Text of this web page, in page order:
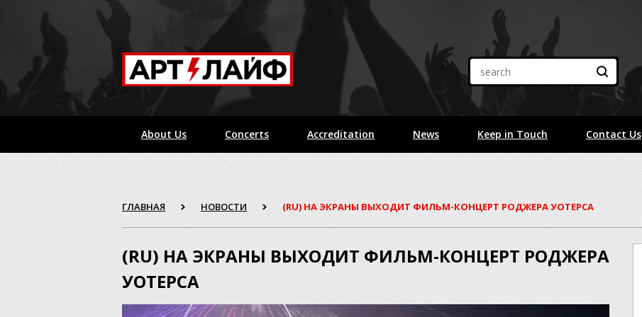
About Us Concerts Accreditation News Keep in Touch Contact Us
ГЛАВНАЯ НОВОСТИ (RU) НА ЭКРАНЫ ВЫХОДИТ ФИЛЬМ-КОНЦЕРТ РОДЖЕРА УОТЕРСА
(RU) НА ЭКРАНЫ ВЫХОДИТ ФИЛЬМ-КОНЦЕРТ РОДЖЕРА
УОТЕРСА